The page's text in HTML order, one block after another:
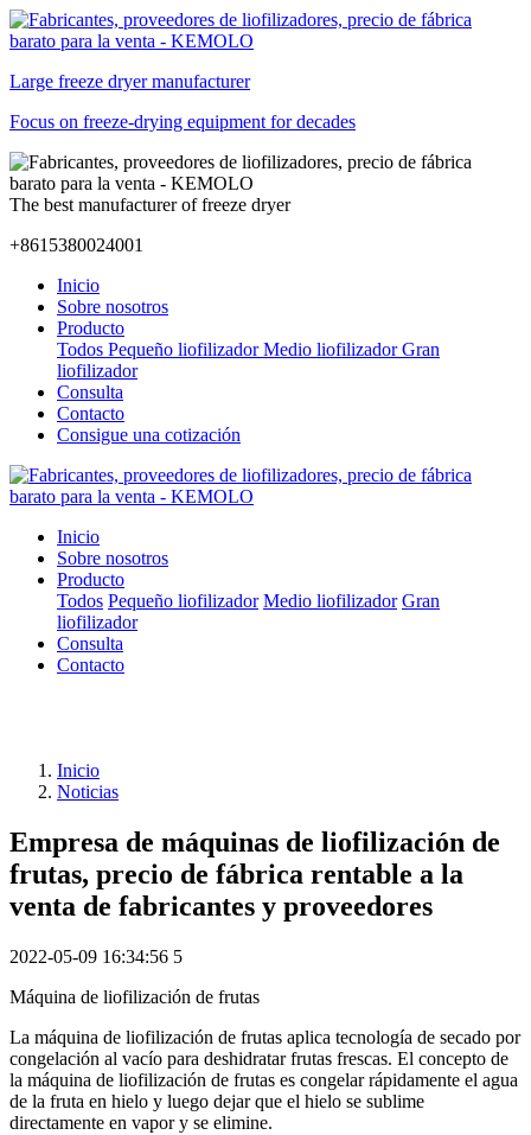
Large freeze dryer manufacturer
Focus on freeze-drying equipment for decades
The best manufacturer of freeze dryer
+8615380024001
Inicio
Sobre nosotros
Producto
Todos Pequeño liofilizador Medio liofilizador Gran
liofilizador
Consulta
Contacto
Consigue una cotización
Inicio
Sobre nosotros
Producto
Todos Pequeño liofilizador Medio liofilizador Gran
liofilizador
Consulta
Contacto
Inicio
Noticias
Empresa de máquinas de liofilización de
frutas, precio de fábrica rentable a la
venta de fabricantes y proveedores
2022-05-09 16:34:56 5
Máquina de liofilización de frutas
La máquina de liofilización de frutas aplica tecnología de secado por
congelación al vacío para deshidratar frutas frescas. El concepto de
la máquina de liofilización de frutas es congelar rápidamente el agua
de la fruta en hielo y luego dejar que el hielo se sublime
directamente en vapor y se elimine.